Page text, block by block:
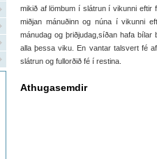
mikið af lömbum í slátrun í vikunni eftir
miðjan mánuðinn og núna í vikunni
mánudag og þriðjudag,síðan hafa
alla þessa viku. En vantar talsvert fé
slátrun og fullorðið fé í restina.
Athugasemdir